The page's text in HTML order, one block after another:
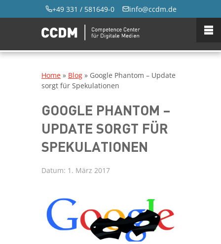
+49 331 / 581649-0 info@ccdm.de
Home » Blog » Google Phantom – Update
sorgt für Spekulationen
GOOGLE PHANTOM –
UPDATE SORGT FÜR
SPEKULATIONEN
Datum: 1. März 2017